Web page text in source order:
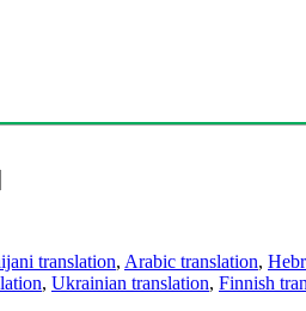
translation, Arabic translation,
, Ukrainian translation, Finnish